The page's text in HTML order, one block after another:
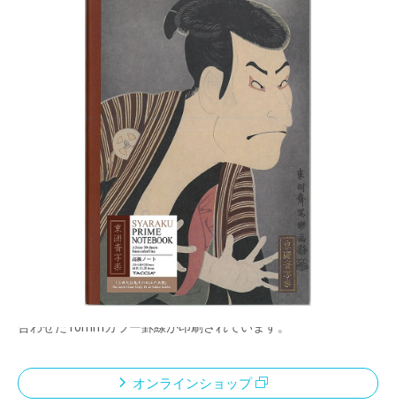
・浮世絵ステーショナリーシリーズ
・万年筆インクに適した、高級筆記用紙「プライ
ム筆記用紙」を使用。
メーカー希望小売価格：
・手紙を受け取られた方が、開封するときに薄い印刷の封筒か
ら、原画印刷の便箋/カードが現れることで感動を演出したデザ
・便箋・レターパッドの本文罫は、それぞれの浮世絵イメージに
合わせた10mmカラー罫線が印刷されています。
オンラインショップ